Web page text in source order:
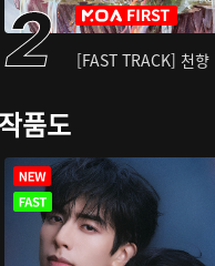
[FAST TRACK] 천향
품도